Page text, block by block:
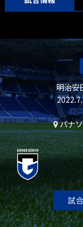
明治安
パナ
試